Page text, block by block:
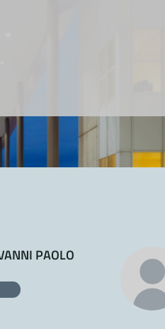
PAOLO